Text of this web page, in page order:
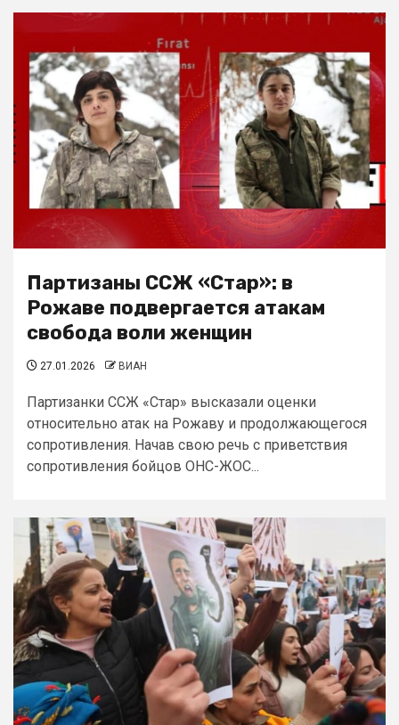
Партизаны ССЖ «Стар»: в
Рожаве подвергается атакам
свобода воли женщин
27.01.2026 ВИАН
Партизанки ССЖ «Стар» высказали оценки
относительно атак на Рожаву и продолжающегося
сопротивления. Начав свою речь с приветствия
сопротивления бойцов ОНС-ЖОС...